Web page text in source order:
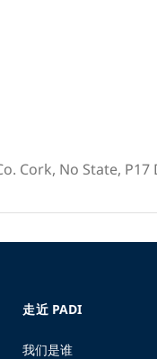
Cork, No State, P17
走近 PADI
我们是谁